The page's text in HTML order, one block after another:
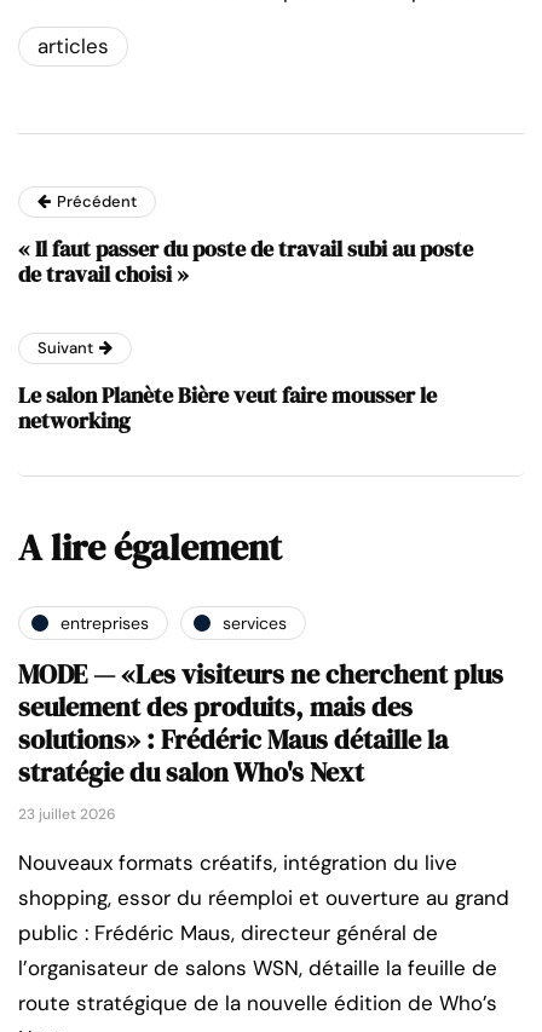
articles
Précédent
« Il faut passer du poste de travail subi au poste
de travail choisi »
Suivant
Le salon Planète Bière veut faire mousser le
networking
A lire également
entreprises services
MODE — «Les visiteurs ne cherchent plus
seulement des produits, mais des
solutions» : Frédéric Maus détaille la
stratégie du salon Who's Next
23 juillet 2026
Nouveaux formats créatifs, intégration du live
shopping, essor du réemploi et ouverture au grand
public : Frédéric Maus, directeur général de
l’organisateur de salons WSN, détaille la feuille de
route stratégique de la nouvelle édition de Who’s